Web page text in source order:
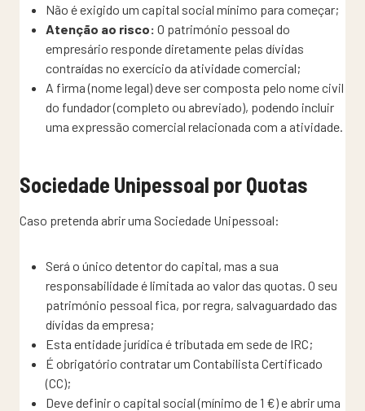
Não é exigido um capital social mínimo para começar;
Atenção ao risco: O património pessoal do
empresário responde diretamente pelas dívidas
contraídas no exercício da atividade comercial;
A firma (nome legal) deve ser composta pelo nome civil
do fundador (completo ou abreviado), podendo incluir
uma expressão comercial relacionada com a atividade.
Sociedade Unipessoal por Quotas
Caso pretenda abrir uma Sociedade Unipessoal:
Será o único detentor do capital, mas a sua
responsabilidade é limitada ao valor das quotas. O seu
património pessoal fica, por regra, salvaguardado das
dívidas da empresa;
Esta entidade jurídica é tributada em sede de IRC;
É obrigatório contratar um Contabilista Certificado
(CC);
Deve definir o capital social (mínimo de 1 €) e abrir uma